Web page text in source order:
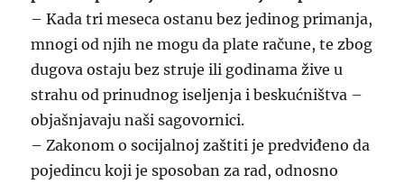
– Kada tri meseca ostanu bez jedinog primanja,
mnogi od njih ne mogu da plate račune, te zbog
dugova ostaju bez struje ili godinama žive u
strahu od prinudnog iseljenja i beskućništva –
objašnjavaju naši sagovornici.
– Zakonom o socijalnoj zaštiti je predviđeno da
pojedincu koji je sposoban za rad, odnosno